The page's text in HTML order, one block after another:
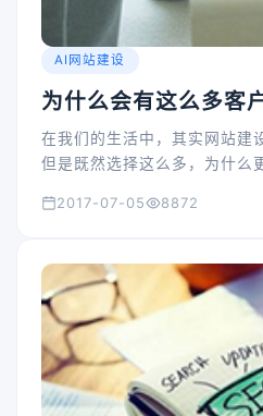
AI网站建设
为什么会有这么多客
设公司
在我们的生活中，其实网站建
但是既然选择这么多，为什么
2017-07-05
8872